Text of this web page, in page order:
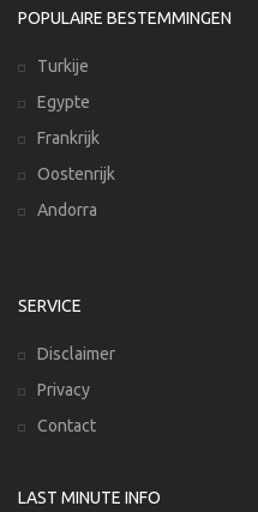
POPULAIRE BESTEMMINGEN
Turkije
Egypte
Frankrijk
Oostenrijk
Andorra
SERVICE
Disclaimer
Privacy
Contact
LAST MINUTE INFO